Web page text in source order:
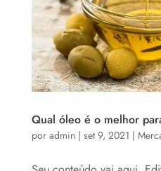
Qual óleo é o melhor
por admin| set 9, 2021 |